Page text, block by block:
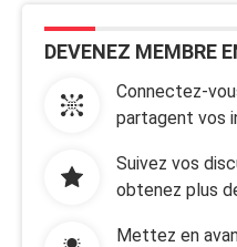
DEVENEZ MEMBRE
Connectez-
partagent vos
Suivez vos
obtenez plus
Mettez en